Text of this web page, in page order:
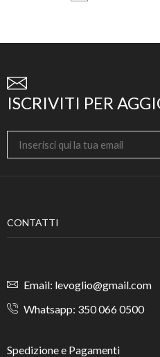
ISCRIVITI PER
CONTATTI
Email: levoglio@gmail.com
Whatsapp: 350 066 0500
Spedizione e Pagamenti